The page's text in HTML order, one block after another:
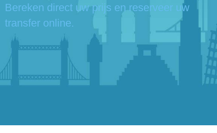
Bereken direct uw prijs en reserveer uw
transfer online.